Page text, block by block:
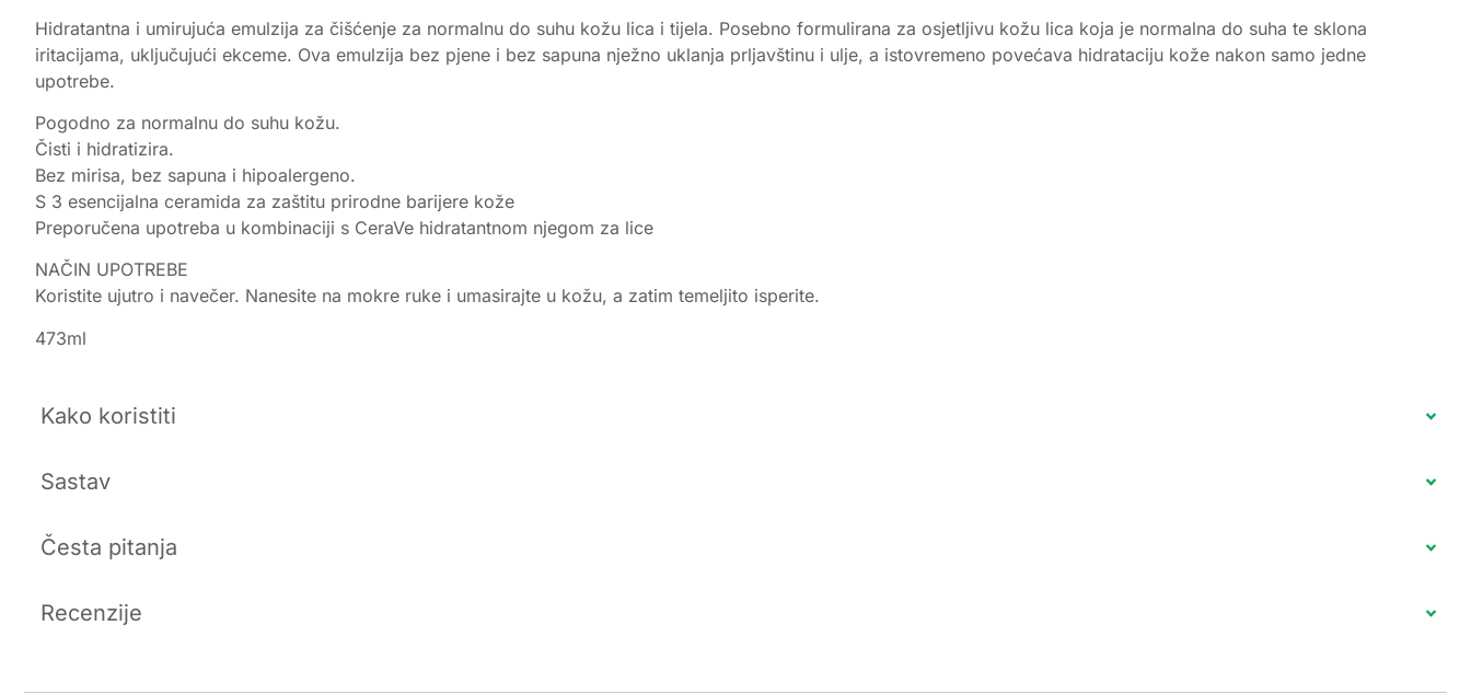
Hidratantna i umirujuća emulzija za čišćenje za normalnu do suhu kožu lica i tijela. Posebno formulirana za osjetljivu kožu lica koja je normalna do suha te sklona
iritacijama, uključujući ekceme. Ova emulzija bez pjene i bez sapuna nježno uklanja prljavštinu i ulje, a istovremeno povećava hidrataciju kože nakon samo jedne
upotrebe.
Pogodno za normalnu do suhu kožu.
Čisti i hidratizira.
Bez mirisa, bez sapuna i hipoalergeno.
S 3 esencijalna ceramida za zaštitu prirodne barijere kože
Preporučena upotreba u kombinaciji s CeraVe hidratantnom njegom za lice
NAČIN UPOTREBE
Koristite ujutro i navečer. Nanesite na mokre ruke i umasirajte u kožu, a zatim temeljito isperite.
473ml
Kako koristiti
Sastav
Česta pitanja
Recenzije